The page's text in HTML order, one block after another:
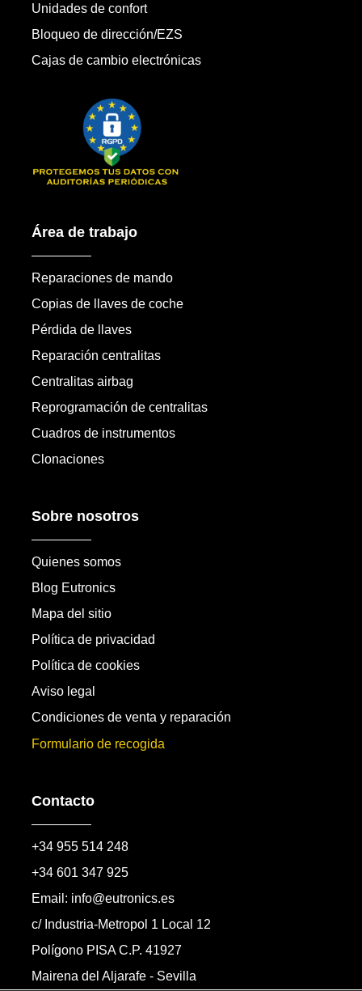
Unidades de confort
Bloqueo de dirección/EZS
Cajas de cambio electrónicas
Área de trabajo
Reparaciones de mando
Copias de llaves de coche
Pérdida de llaves
Reparación centralitas
Centralitas airbag
Reprogramación de centralitas
Cuadros de instrumentos
Clonaciones
Sobre nosotros
Quienes somos
Blog Eutronics
Mapa del sitio
Política de privacidad
Política de cookies
Aviso legal
Condiciones de venta y reparación
Formulario de recogida
Contacto
+34 955 514 248
+34 601 347 925
Email: info@eutronics.es
c/ Industria-Metropol 1 Local 12
Polígono PISA C.P. 41927
Mairena del Aljarafe - Sevilla